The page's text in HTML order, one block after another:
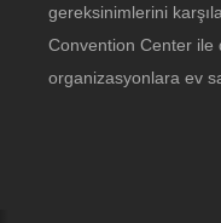
gereksinimlerini
Convention Center ile
organizasyonlara ev